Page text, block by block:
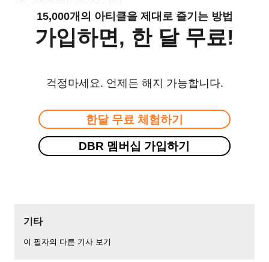
15,000개의 아티클을 제대로 즐기는 방법
가입하면, 한 달 무료!
걱정마세요. 언제든 해지 가능합니다.
한달 무료 체험하기
DBR 멤버십 가입하기
기타
이 필자의 다른 기사 보기